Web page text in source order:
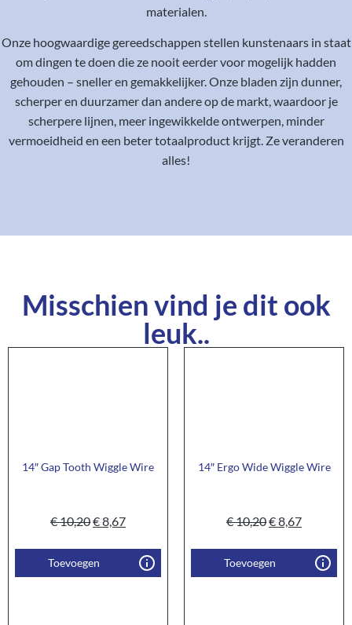
materialen.
Onze hoogwaardige gereedschappen stellen kunstenaars in staat
om dingen te doen die ze nooit eerder voor mogelijk hadden
gehouden – sneller en gemakkelijker. Onze bladen zijn dunner,
scherper en duurzamer dan andere op de markt, waardoor je
scherpere lijnen, meer ingewikkelde ontwerpen, minder
vermoeidheid en een beter totaalproduct krijgt. Ze veranderen
alles!
Misschien vind je dit ook
leuk..
14″ Gap Tooth Wiggle Wire
€10,20€8,67
Toevoegen
14″ Ergo Wide Wiggle Wire
€10,20€8,67
Toevoegen